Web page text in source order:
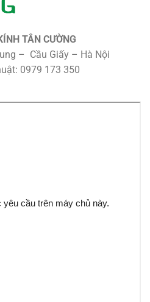
TÂN CƯỜNG
– Cầu Giấy – Hà Nội
0979 173 350